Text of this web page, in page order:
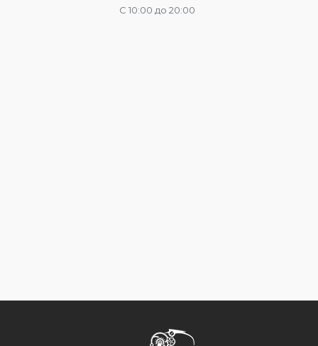
С 10:00 до 20:00